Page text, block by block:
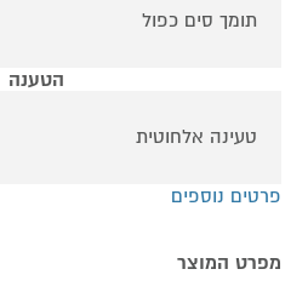
תומך סים כפול
הטענה
טעינה אלחוטית
פרטים נוספים
מפרט המוצר